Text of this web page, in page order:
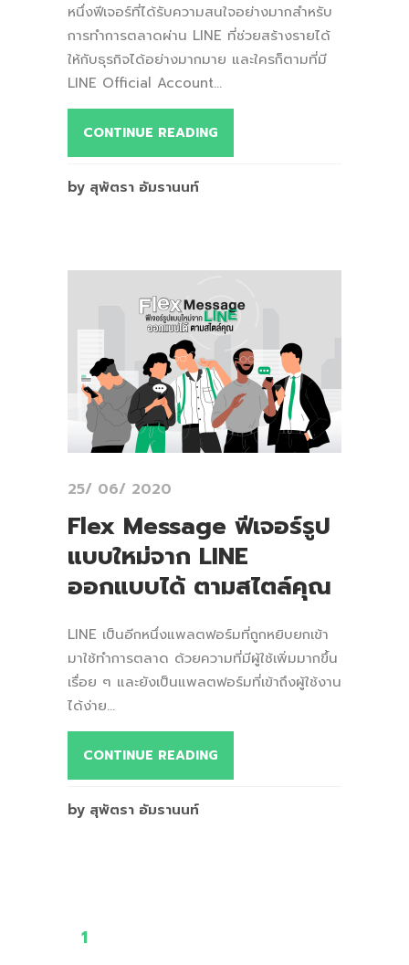
หนึ่งฟีเจอร์ที่ได้รับความสนใจอย่างมากสำหรับ
การทำการตลาดผ่าน LINE ที่ช่วยสร้างรายได้
ให้กับธุรกิจได้อย่างมากมาย และใครก็ตามที่มี
LINE Official Account...
CONTINUE READING
by สุพัตรา อัมรานนท์
25/ 06/ 2020
Flex Message ฟีเจอร์รูป
แบบใหม่จาก LINE
ออกแบบได้ ตามสไตล์คุณ
LINE เป็นอีกหนึ่งแพลตฟอร์มที่ถูกหยิบยกเข้า
มาใช้ทำการตลาด ด้วยความที่มีผู้ใช้เพิ่มมากขึ้น
เรื่อย ๆ และยังเป็นแพลตฟอร์มที่เข้าถึงผู้ใช้งาน
ได้ง่าย...
CONTINUE READING
by สุพัตรา อัมรานนท์
1